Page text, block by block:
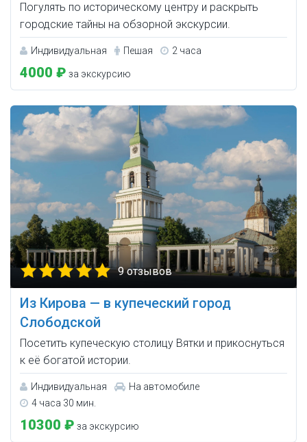
Погулять по историческому центру и раскрыть
городские тайны на обзорной экскурсии.
Индивидуальная Пешая 2 часа
4000 ₽ за экскурсию
9 отзывов
Из Кирова — в купеческий город
Слободской
Посетить купеческую столицу Вятки и прикоснуться
к её богатой истории.
Индивидуальная
На автомобиле
4 часа 30 мин.
10300 ₽ за экскурсию